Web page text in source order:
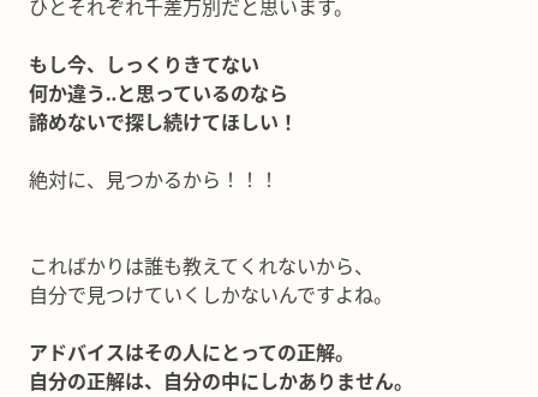
ひとそれぞれ千差万別だと思います。
もし今、しっくりきてない
何か違う‥と思っているのなら
諦めないで探し続けてほしい！
絶対に、見つかるから！！！
こればかりは誰も教えてくれないから、
自分で見つけていくしかないんですよね。
アドバイスはその人にとっての正解。
自分の正解は、自分の中にしかありません。